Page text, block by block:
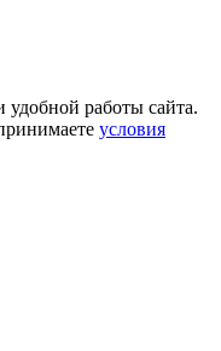
работы сайта.
условия